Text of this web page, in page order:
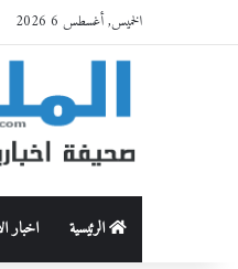
الخميس, أغسطس 6 2026
الرئيسية اخبار